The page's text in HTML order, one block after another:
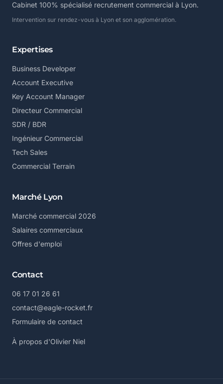
Cabinet 100% spécialisé recrutement commercial à Lyon.
Intervention sur rendez-vous à Lyon et son agglomération.
Expertises
Business Developer
Account Executive
Key Account Manager
Directeur Commercial
SDR / BDR
Ingénieur Commercial
Tech Sales
Commercial Terrain
Marché Lyon
Marché commercial 2026
Salaires commerciaux
Offres d'emploi
Contact
06 17 01 26 61
contact@eagle-rocket.fr
Formulaire de contact
À propos d'Olivier Niel